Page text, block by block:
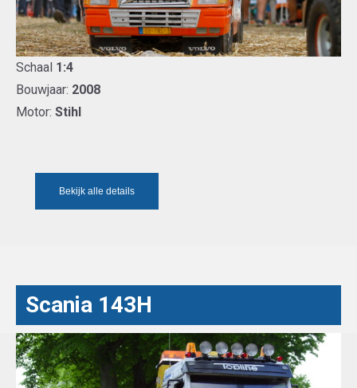
Schaal 1:4
Bouwjaar: 2008
Motor: Stihl
Bekijk alle details
Scania 143H